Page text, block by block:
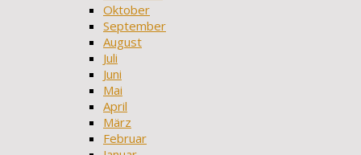
Oktober
September
August
Juli
Juni
Mai
April
März
Februar